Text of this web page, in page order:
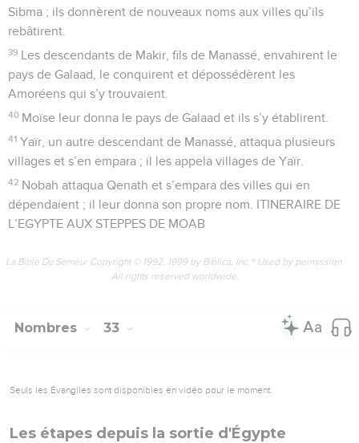
Sibma ; ils donnèrent de nouveaux noms aux villes qu’ils
rebâtirent.
39 Les descendants de Makir, fils de Manassé, envahirent le
pays de Galaad, le conquirent et dépossédèrent les
Amoréens qui s’y trouvaient.
40 Moïse leur donna le pays de Galaad et ils s’y établirent.
41 Yaïr, un autre descendant de Manassé, attaqua plusieurs
villages et s’en empara ; il les appela villages de Yaïr.
42 Nobah attaqua Qenath et s’empara des villes qui en
dépendaient ; il leur donna son propre nom. ITINERAIRE DE
L’EGYPTE AUX STEPPES DE MOAB
La Bible Du Semeur Copyright © 1992, 1999 by Biblica, Inc.® Used by permission.
All rights reserved worldwide.
Nombres 33
Seuls les Évangiles sont disponibles en vidéo pour le moment.
Les étapes depuis la sortie d'Égypte